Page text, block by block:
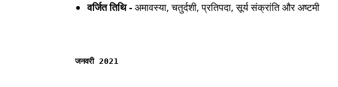
वर्जित तिथि -अमावस्या, चतुर्दशी, प्रतिपदा, सूर्य संक्रांति और अष्टमी
जनवरी 2021